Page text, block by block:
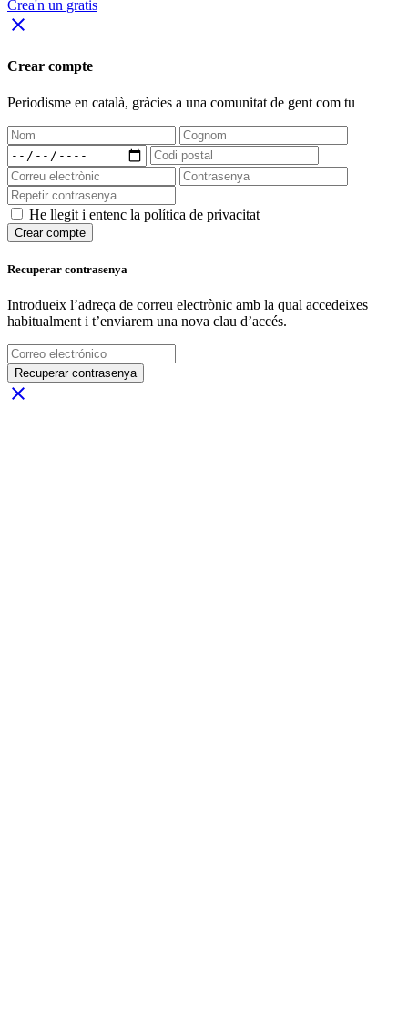
Crea'n un gratis
close
Crear compte
Periodisme en català, gràcies a una comunitat de gent com tu
He llegit i entenc la política de privacitat
Crear compte
Recuperar contrasenya
Introdueix l’adreça de correu electrònic amb la qual accedeixes
habitualment i t’enviarem una nova clau d’accés.
Recuperar contrasenya
close